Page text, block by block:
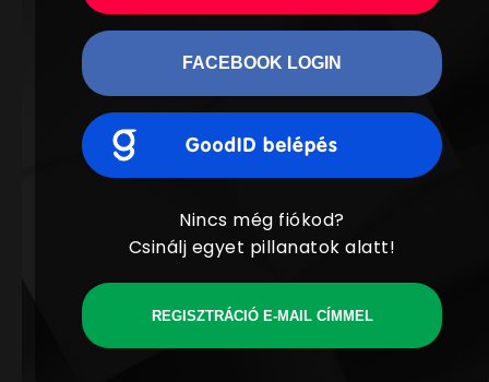
FACEBOOK LOGIN
Nincs még fiókod?
Csinálj egyet pillanatok alatt!
REGISZTRÁCIÓ E-MAIL CÍMMEL